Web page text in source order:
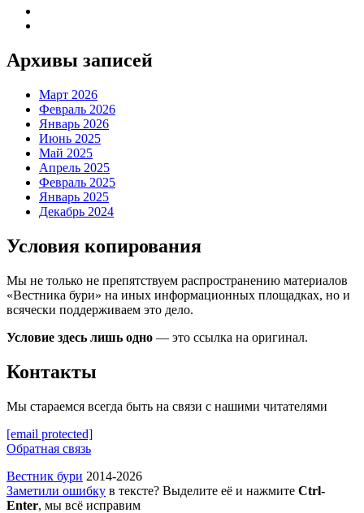
Архивы записей
Март 2026
Февраль 2026
Январь 2026
Июнь 2025
Май 2025
Апрель 2025
Февраль 2025
Январь 2025
Декабрь 2024
Условия копирования
Мы не только не препятствуем распространению материалов
«Вестника бури» на иных информационных площадках, но и
всячески поддерживаем это дело.
Условие здесь лишь одно — это ссылка на оригинал.
Контакты
Мы стараемся всегда быть на связи с нашими читателями
[email protected]
Обратная связь
Вестник бури 2014-2026
Заметили ошибку в тексте? Выделите её и нажмите Ctrl-
Enter, мы всё исправим